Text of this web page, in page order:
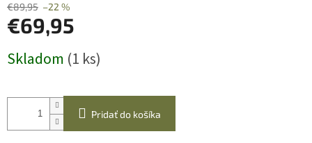
€89,95 –22 %
€69,95
cena:
Skladom (1 ks)
Pridať do košíka